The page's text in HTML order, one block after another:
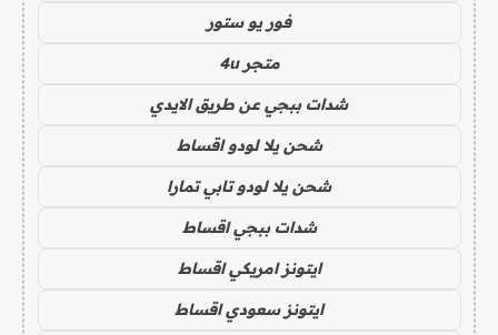
فور يو ستور
متجر 4u
شدات ببجي عن طريق الايدي
شحن يلا لودو اقساط
شحن يلا لودو تابي تمارا
شدات ببجي اقساط
ايتونز امريكي اقساط
ايتونز سعودي اقساط